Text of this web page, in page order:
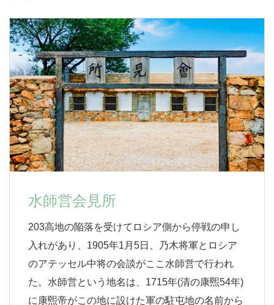
水師営会見所
203高地の陥落を受けてロシア側から停戦の申し
入れがあり、1905年1月5日、乃木将軍とロシア
のアテッセル中将の会談がここ水師営で行われ
た。水師営という地名は、1715年(清の康煕54年)
に康煕帝がこの地に設けた軍の駐屯地の名前から